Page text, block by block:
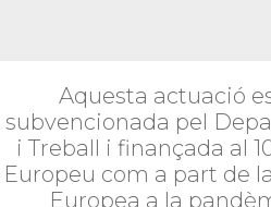
Aquesta actuació
subvencionada pel
i Treball i finançada al
Europeu com a part de
Europea a la